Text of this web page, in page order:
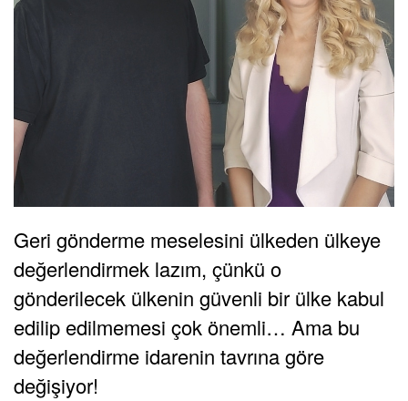
Geri gönderme meselesini ülkeden ülkeye
değerlendirmek lazım, çünkü o
gönderilecek ülkenin güvenli bir ülke kabul
edilip edilmemesi çok önemli… Ama bu
değerlendirme idarenin tavrına göre
değişiyor!